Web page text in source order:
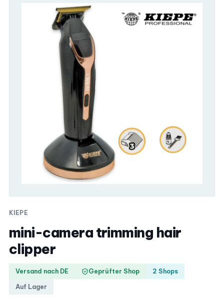
KIEPE
mini-camera trimming hair
clipper
Versand nach DE Geprüfter Shop
2 Shops
Auf Lager